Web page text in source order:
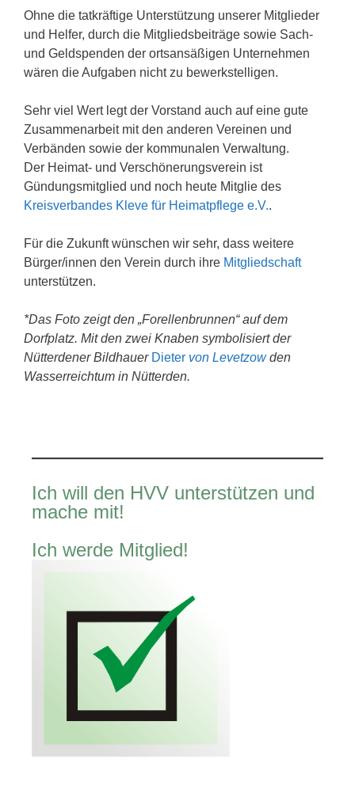
Ohne die tatkräftige Unterstützung unserer Mitglieder
und Helfer, durch die Mitgliedsbeiträge sowie Sach-
und Geldspenden der ortsansäßigen Unternehmen
wären die Aufgaben nicht zu bewerkstelligen.
Sehr viel Wert legt der Vorstand auch auf eine gute
Zusammenarbeit mit den anderen Vereinen und
Verbänden sowie der kommunalen Verwaltung.
Der Heimat- und Verschönerungsverein ist
Gündungsmitglied und noch heute Mitglie des
Kreisverbandes Kleve für Heimatpflege e.V..
Für die Zukunft wünschen wir sehr, dass weitere
Bürger/innen den Verein durch ihre Mitgliedschaft
unterstützen.
*Das Foto zeigt den „Forellenbrunnen“ auf dem
Dorfplatz. Mit den zwei Knaben symbolisiert der
Nütterdener Bildhauer Dieter von Levetzowden
Wasserreichtum in Nütterden.
Ich will den HVV unterstützen und
mache mit!
Ich werde Mitglied!